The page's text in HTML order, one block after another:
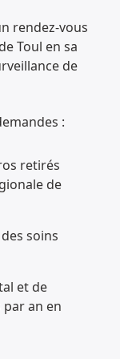
rendez-vous
Toul en sa
de
:
retirés
de
soins
et de
par an en